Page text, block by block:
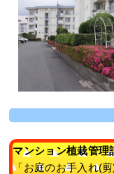
マンション植栽管理
「お庭のお手入れ(